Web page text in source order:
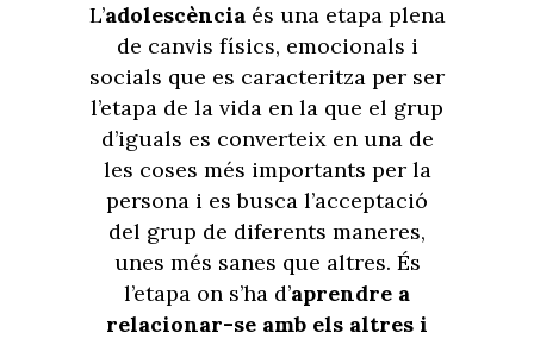
L’adolescènciaés una etapa plena
de canvis físics, emocionals i
socials que es caracteritza per ser
l’etapa de la vida en la que el grup
d’iguals es converteix en una de
les coses més importants per la
persona i es busca l’acceptació
del grup de diferents maneres,
unes més sanes que altres. És
l’etapa on s’ha d’aprendre a
relacionar-se amb els altres i